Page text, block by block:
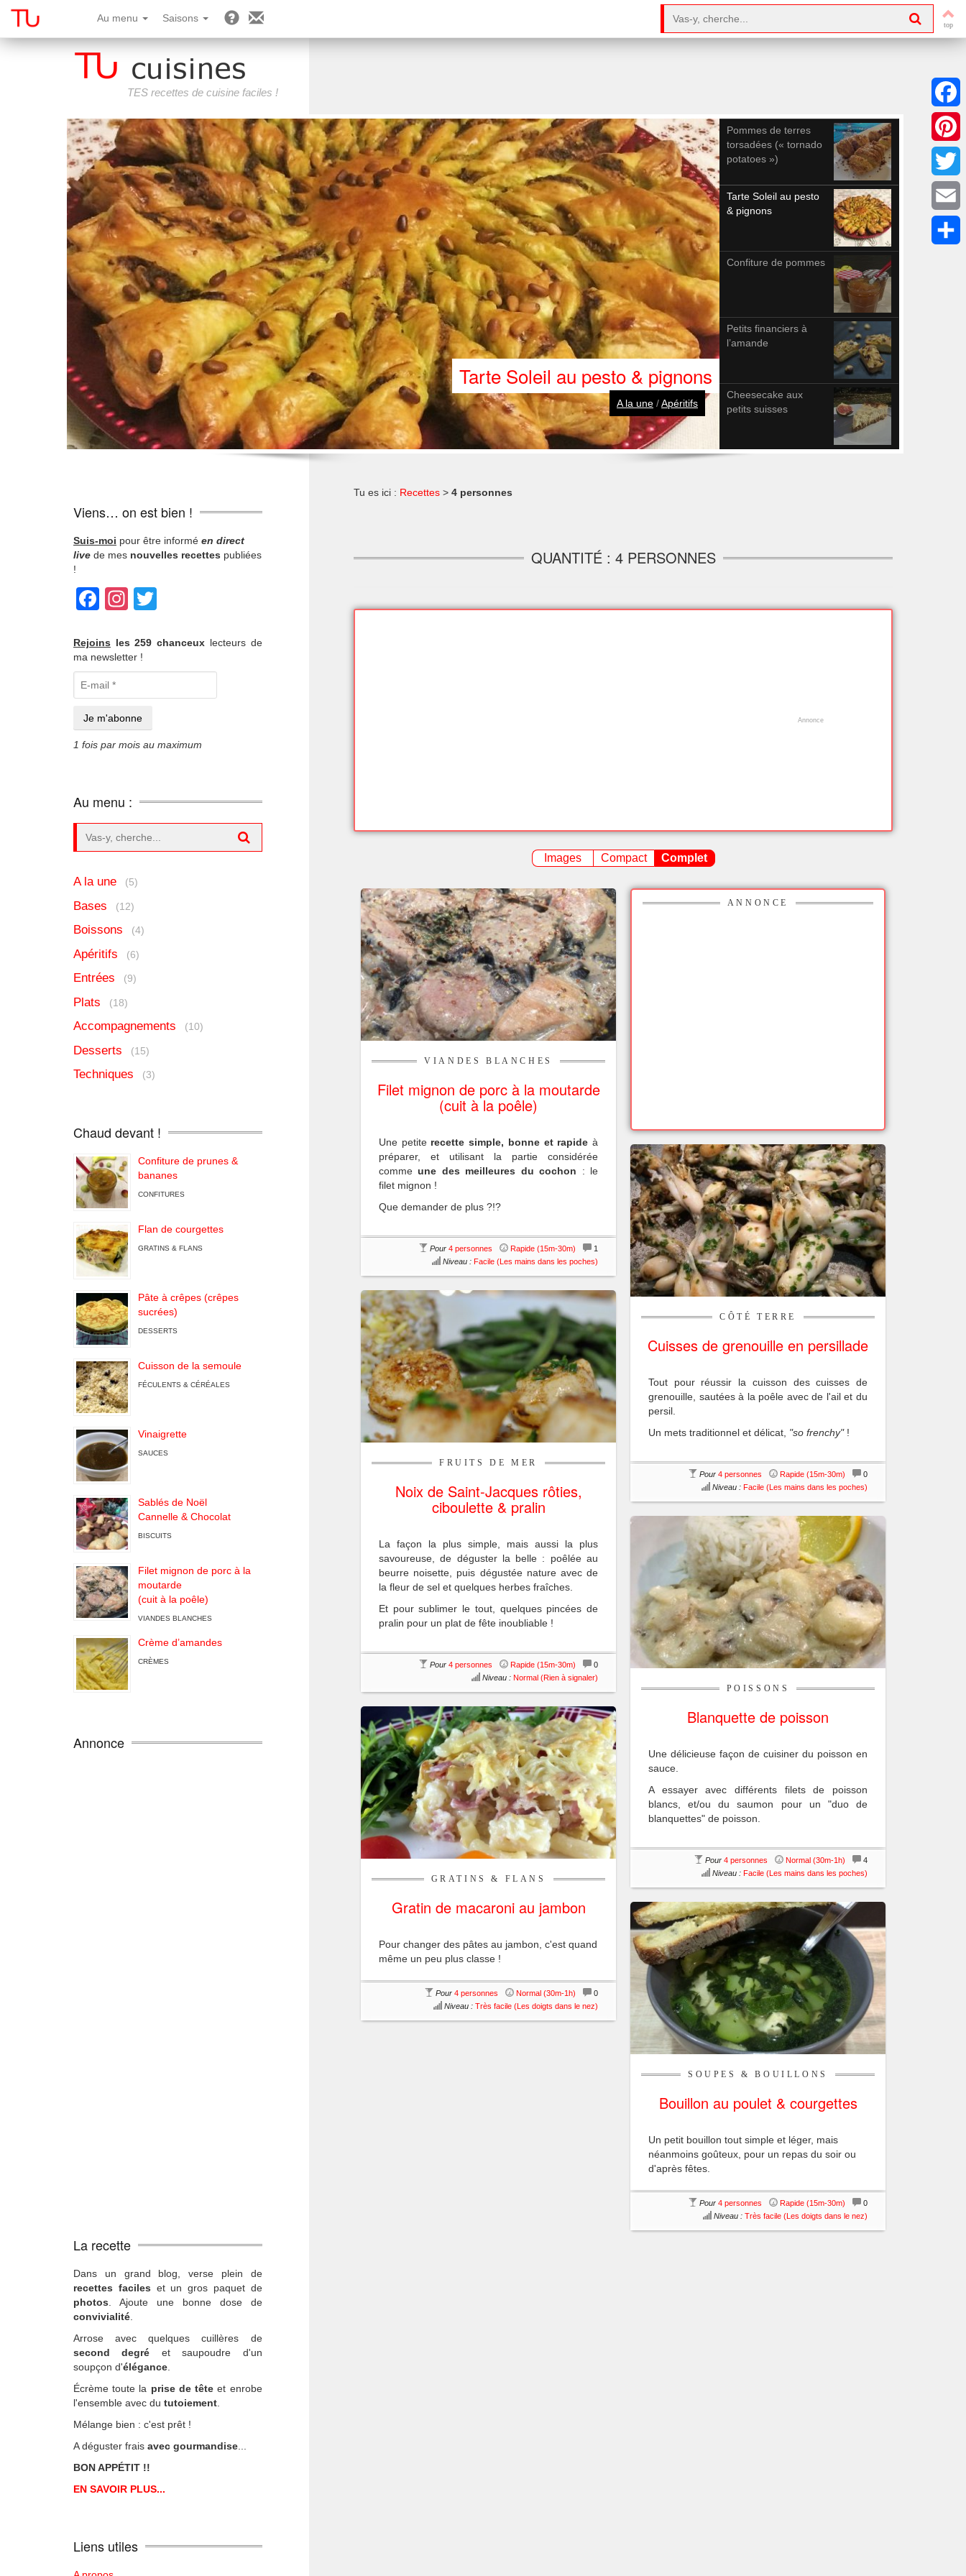
Au menu Saisons
TES recettes de cuisine faciles !
Pommes de terres
torsadées (« tornado
potatoes »)
Tarte Soleil au pesto
& pignons
Confiture de pommes
Petits financiers à
l’amande
Cheesecake aux
petits suisses
Confiture de pommes
A la une/Confitures
Tu es ici : Recettes > 4 personnes
QUANTITÉ : 4 PERSONNES
Images Compact Complet
VIANDES BLANCHES
Filet mignon de porc à la moutarde
(cuit à la poêle)
Une petite recette simple, bonne et rapide à
préparer, et utilisant la partie considérée
commeune des meilleures du cochon : le
filet mignon !
Que demander de plus ?!?
1
Rapide (15m-30m)
Pour 4 personnes
Niveau : Facile (Les mains dans les poches)
ANNONCE
CÔTÉ TERRE
Cuisses de grenouille en persillade
Tout pour réussir la cuisson des cuisses de
grenouille, sautées à la poêle avec de l'ail et du
persil.
Un mets traditionnel et délicat, "so frenchy"!
0
Rapide (15m-30m)
Pour 4 personnes
Niveau : Facile (Les mains dans les poches)
FRUITS DE MER
Noix de Saint-Jacques rôties,
ciboulette & pralin
La façon la plus simple, mais aussi la plus
savoureuse, de déguster la belle : poêlée au
beurre noisette, puis dégustée nature avec de
la fleur de sel et quelques herbes fraîches.
Et pour sublimer le tout, quelques pincées de
pralin pour un plat de fête inoubliable !
0
Rapide (15m-30m)
Pour 4 personnes
Niveau : Normal (Rien à signaler)
POISSONS
Blanquette de poisson
Une délicieuse façon de cuisiner du poisson en
sauce.
A essayer avec différents filets de poisson
blancs, et/ou du saumon pour un "duo de
blanquettes" de poisson.
4
Normal (30m-1h)
Pour 4 personnes
Niveau : Facile (Les mains dans les poches)
GRATINS & FLANS
Gratin de macaroni au jambon
Pour changer des pâtes au jambon, c'est quand
même un peu plus classe !
0
Normal (30m-1h)
Pour 4 personnes
Niveau : Très facile (Les doigts dans le nez)
SOUPES & BOUILLONS
Bouillon au poulet & courgettes
Un petit bouillon tout simple et léger, mais
néanmoins goûteux, pour un repas du soir ou
d'après fêtes.
0
Rapide (15m-30m)
Pour 4 personnes
Niveau : Très facile (Les doigts dans le nez)
Viens… on est bien !
Suis-moi pour être informé en direct
live de mes nouvelles recettes publiées
!
Facebook
Instagram
Rejoins les 259 chanceux lecteurs de
ma newsletter !
1 fois par mois au maximum
Au menu :
A la une (5)
Bases (12)
Boissons (4)
Apéritifs (6)
Entrées (9)
Plats (18)
Accompagnements (10)
Desserts (15)
Techniques (3)
Chaud devant !
Confiture de prunes &
bananes
CONFITURES
Flan de courgettes
GRATINS & FLANS
Pâte à crêpes (crêpes
sucrées)
DESSERTS
Cuisson de la semoule
FÉCULENTS & CÉRÉALES
Vinaigrette
SAUCES
Sablés de Noël
Cannelle & Chocolat
BISCUITS
Filet mignon de porc à la
moutarde
(cuit à la poêle)
VIANDES BLANCHES
Crème d’amandes
CRÈMES
Annonce
La recette
Dans un grand blog, verse plein de
recettes faciles et un gros paquet de
photos . Ajoute une bonne dose de
convivialité
Arrose avec quelques cuillères de
second degré et saupoudre d'un
soupçon d'élégance
Écrème toute la prise de tête et enrobe
l'ensemble avec du tutoiement
Mélange bien : c'est prêt !
A déguster frais avec gourmandise
BON APPÉTIT !!
EN SAVOIR PLUS...
Liens utiles
Twitter
Email